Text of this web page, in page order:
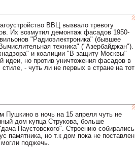
ВВЦ вызвало тревогу
Их возмутил демонтаж фасадов 1950-
"Радиоэлектроника" (бывшее
техника" ("Азербайджан").
и коалиции "В защиту Москвы"
идеи, но против уничтожения фасадов в
- чуть ли не первых в стране на тот
Пушкино в ночь на 15 апреля чуть не
дом купца Струкова, больше
Паустовского". Строению собирались
памятника, но т.к дом пока не поставлен
поджечь.